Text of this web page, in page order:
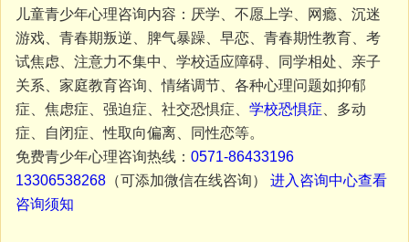
儿童青少年心理咨询内容：厌学、不愿上学、网瘾、沉迷
游戏、青春期叛逆、脾气暴躁、早恋、青春期性教育、考
试焦虑、注意力不集中、学校适应障碍、同学相处、亲子
关系、家庭教育咨询、情绪调节、各种心理问题如抑郁
症、焦虑症、强迫症、社交恐惧症、 学校恐惧症 、多动
症、自闭症、性取向偏离、同性恋等。
免费青少年心理咨询热线： 0571-86433196
13306538268（可添加微信在线咨询） 进入咨询中心查看
咨询须知